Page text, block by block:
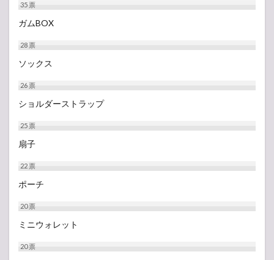
35票
ガムBOX
28票
ソックス
26票
ショルダーストラップ
25票
扇子
22票
ポーチ
20票
ミニウォレット
20票